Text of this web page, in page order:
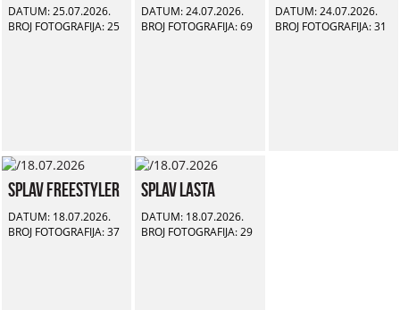
DATUM: 25.07.2026.
BROJ FOTOGRAFIJA: 25
DATUM: 24.07.2026.
BROJ FOTOGRAFIJA: 69
DATUM: 24.07.2026.
BROJ FOTOGRAFIJA: 31
Splav Freestyler
DATUM: 18.07.2026.
BROJ FOTOGRAFIJA: 37
Splav Lasta
DATUM: 18.07.2026.
BROJ FOTOGRAFIJA: 29